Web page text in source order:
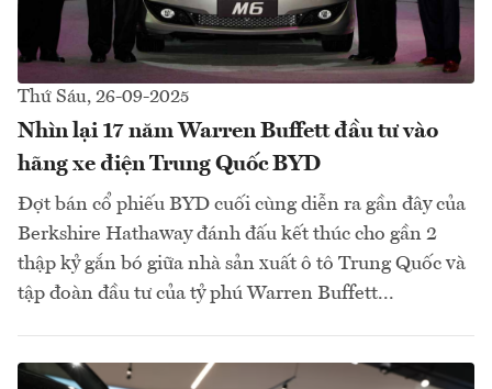
Thứ Sáu, 26-09-2025
Nhìn lại 17 năm Warren Buffett đầu tư vào
hãng xe điện Trung Quốc BYD
Đợt bán cổ phiếu BYD cuối cùng diễn ra gần đây của
Berkshire Hathaway đánh đấu kết thúc cho gần 2
thập kỷ gắn bó giữa nhà sản xuất ô tô Trung Quốc và
tập đoàn đầu tư của tỷ phú Warren Buffett...